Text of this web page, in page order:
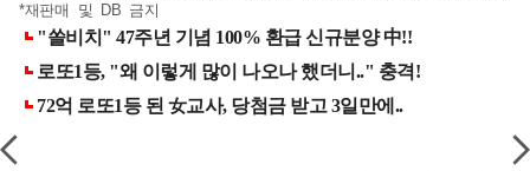
*재판매 및 DB 금지